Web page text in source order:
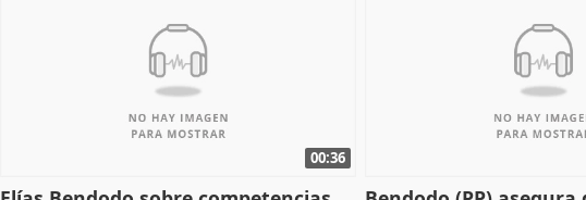
00:36